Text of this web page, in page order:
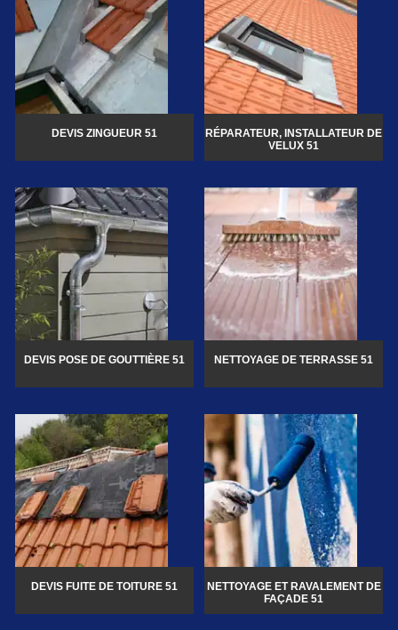
DEVIS ZINGUEUR 51
RÉPARATEUR, INSTALLATEUR DE
VELUX 51
DEVIS POSE DE GOUTTIÈRE 51 NETTOYAGE DE TERRASSE 51
DEVIS FUITE DE TOITURE 51
NETTOYAGE ET RAVALEMENT DE
FAÇADE 51